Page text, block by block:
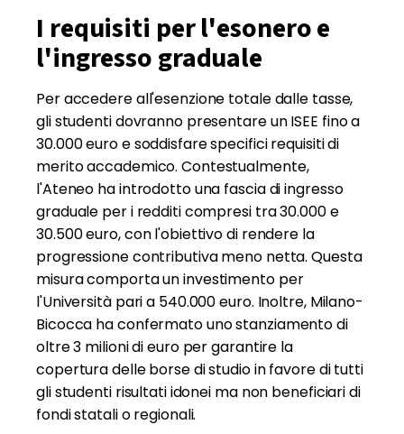
I requisiti per l'esonero e
l'ingresso graduale
Per accedere all'esenzione totale dalle tasse,
gli studenti dovranno presentare un ISEE fino a
30.000 euro e soddisfare specifici requisiti di
merito accademico. Contestualmente,
l'Ateneo ha introdotto una fascia di ingresso
graduale per i redditi compresi tra 30.000 e
30.500 euro, con l'obiettivo di rendere la
progressione contributiva meno netta. Questa
misura comporta un investimento per
l'Università pari a 540.000 euro. Inoltre, Milano-
Bicocca ha confermato uno stanziamento di
oltre 3 milioni di euro per garantire la
copertura delle borse di studio in favore di tutti
gli studenti risultati idonei ma non beneficiari di
fondi statali o regionali.